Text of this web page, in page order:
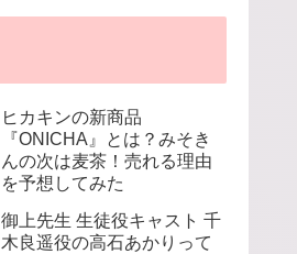
ヒカキンの新商品
『ONICHA』とは？みそき
んの次は麦茶！売れる理由
を予想してみた
御上先生 生徒役キャスト 千
木良遥役の高石あかりって